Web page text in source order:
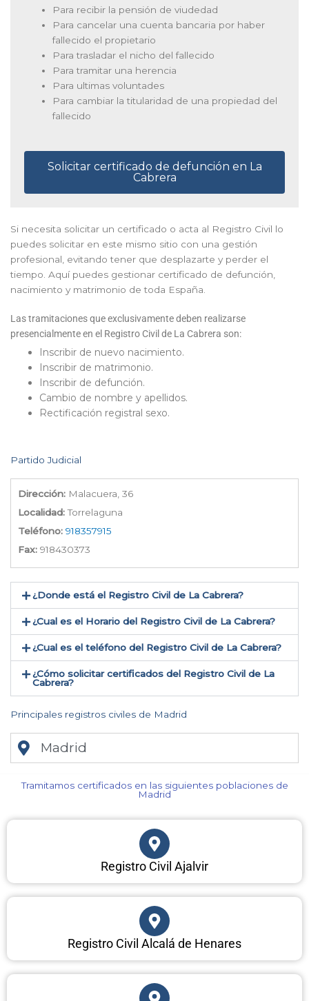
Para recibir la pensión de viudedad
Para cancelar una cuenta bancaria por haber
fallecido el propietario
Para trasladar el nicho del fallecido
Para tramitar una herencia
Para ultimas voluntades
Para cambiar la titularidad de una propiedad del
fallecido
Solicitar certificado de defunción en La
Cabrera
Si necesita solicitar un certificado o acta al Registro Civil lo
puedes solicitar en este mismo sitio con una gestión
profesional, evitando tener que desplazarte y perder el
tiempo. Aquí puedes gestionar certificado de defunción,
nacimiento y matrimonio de toda España.
Las tramitaciones que exclusivamente deben realizarse
presencialmente en el Registro Civil de La Cabrera son:
Inscribir de nuevo nacimiento.
Inscribir de matrimonio.
Inscribir de defunción.
Cambio de nombre y apellidos.
Rectificación registral sexo.
Partido Judicial
Dirección: Malacuera, 36
Localidad:Torrelaguna
Teléfono: 918357915
Fax: 918430373
¿Donde está el Registro Civil de La Cabrera​?
¿Cual es el Horario del Registro Civil de La Cabrera?
¿Cual es el teléfono del Registro Civil de La Cabrera​?
¿Cómo solicitar certificados del Registro Civil de La
Cabrera​?
Principales registros civiles de Madrid
Madrid
Tramitamos certificados en las siguientes poblaciones de
Madrid​
Registro Civil Ajalvir
Registro Civil Alcalá de Henares